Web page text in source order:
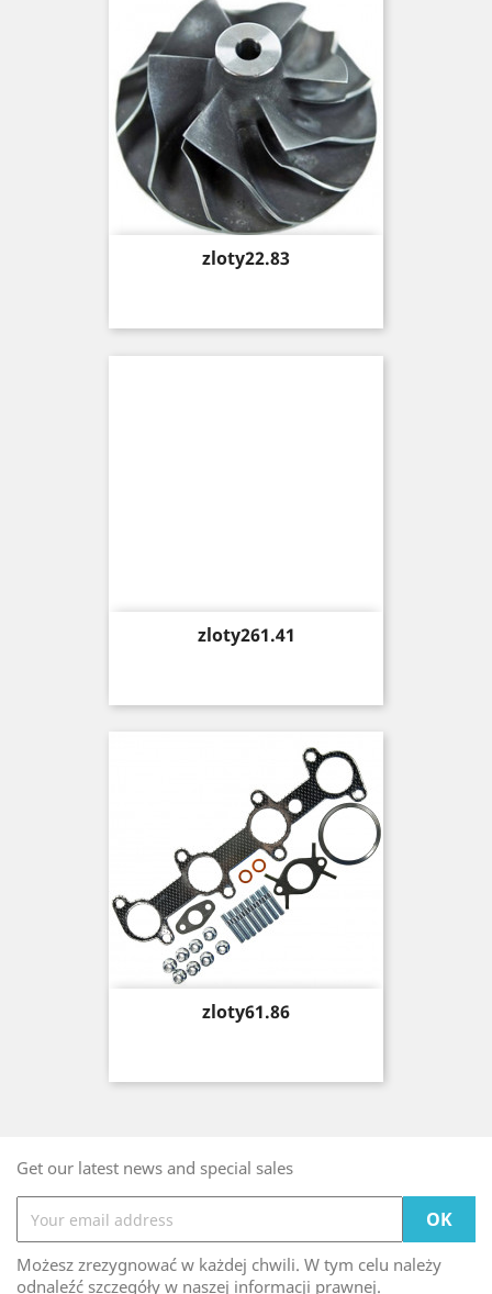
Price
zloty22.83
Price
zloty261.41
Price
zloty61.86
Get our latest news and special sales
Możesz zrezygnować w każdej chwili. W tym celu należy
odnaleźć szczegóły w naszej informacji prawnej.